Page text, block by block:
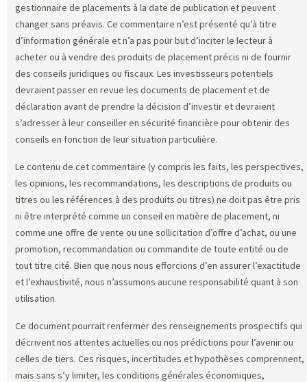
gestionnaire de placements à la date de publication et peuvent
changer sans préavis. Ce commentaire n’est présenté qu’à titre
d’information générale et n’a pas pour but d’inciter le lecteur à
acheter ou à vendre des produits de placement précis ni de fournir
des conseils juridiques ou fiscaux. Les investisseurs potentiels
devraient passer en revue les documents de placement et de
déclaration avant de prendre la décision d’investir et devraient
s’adresser à leur conseiller en sécurité financière pour obtenir des
conseils en fonction de leur situation particulière.
Le contenu de cet commentaire (y compris les faits, les perspectives,
les opinions, les recommandations, les descriptions de produits ou
titres ou les références à des produits ou titres) ne doit pas être pris
ni être interprété comme un conseil en matière de placement, ni
comme une offre de vente ou une sollicitation d’offre d’achat, ou une
promotion, recommandation ou commandite de toute entité ou de
tout titre cité. Bien que nous nous efforcions d’en assurer l’exactitude
et l’exhaustivité, nous n’assumons aucune responsabilité quant à son
utilisation.
Ce document pourrait renfermer des renseignements prospectifs qui
décrivent nos attentes actuelles ou nos prédictions pour l’avenir ou
celles de tiers. Ces risques, incertitudes et hypothèses comprennent,
mais sans s’y limiter, les conditions générales économiques,